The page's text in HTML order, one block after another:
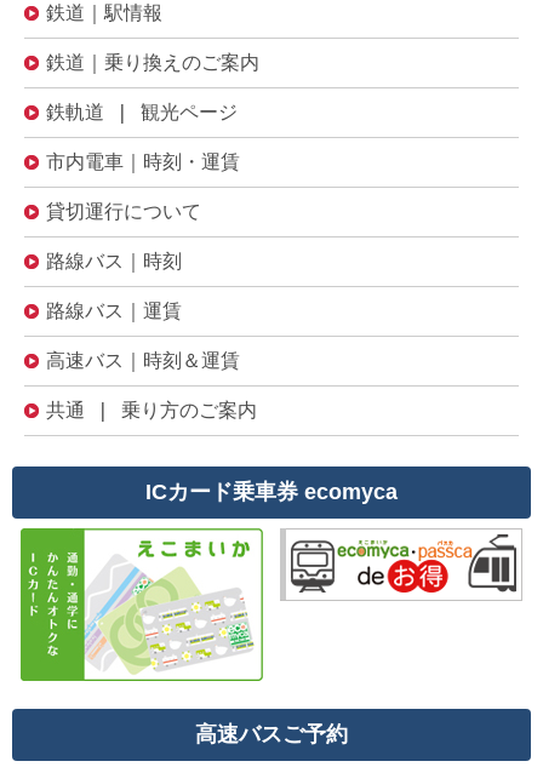
鉄道｜駅情報
鉄道｜乗り換えのご案内
鉄軌道 | 観光ページ
市内電車｜時刻・運賃
貸切運行について
路線バス｜時刻
路線バス｜運賃
高速バス｜時刻＆運賃
共通 | 乗り方のご案内
ICカード乗車券 ecomyca
高速バスご予約